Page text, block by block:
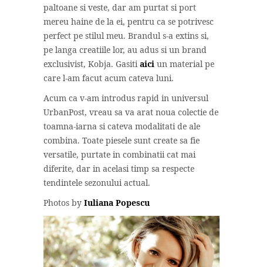
paltoane si veste, dar am purtat si port
mereu haine de la ei, pentru ca se potrivesc
perfect pe stilul meu. Brandul s-a extins si,
pe langa creatiile lor, au adus si un brand
exclusivist, Kobja. Gasitiaici un material pe
care l-am facut acum cateva luni.
Acum ca v-am introdus rapid in universul
UrbanPost, vreau sa va arat noua colectie de
toamna-iarna si cateva modalitati de ale
combina. Toate piesele sunt create sa fie
versatile, purtate in combinatii cat mai
diferite, dar in acelasi timp sa respecte
tendintele sezonului actual.
Photos by Iuliana Popescu